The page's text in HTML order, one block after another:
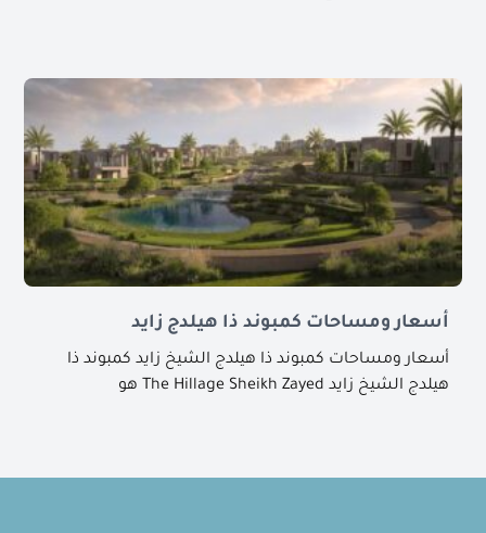
أسعار ومساحات كمبوند ذا هيلدج زايد
أسعار ومساحات كمبوند ذا هيلدج الشيخ زايد كمبوند ذا
هيلدج الشيخ زايد The Hillage Sheikh Zayed هو